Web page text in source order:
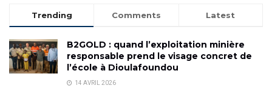
Trending Comments Latest
B2GOLD : quand l’exploitation minière
responsable prend le visage concret de
l’école à Dioulafoundou
14 AVRIL 2026